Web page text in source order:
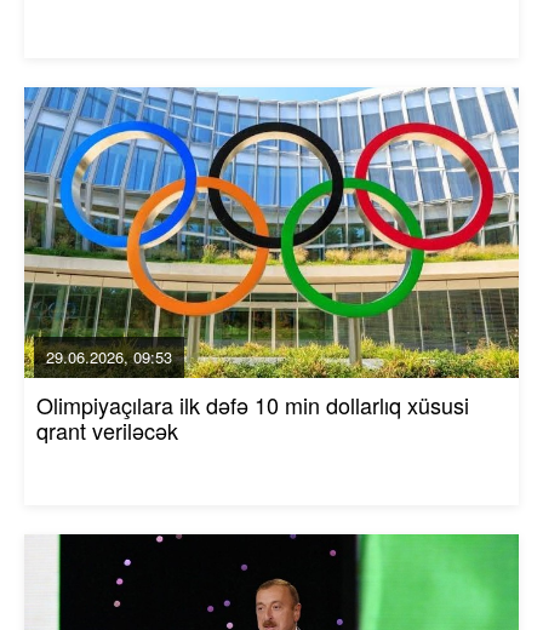
29.06.2026, 09:53
Olimpiyaçılara ilk dəfə 10 min dollarlıq xüsusi
qrant veriləcək